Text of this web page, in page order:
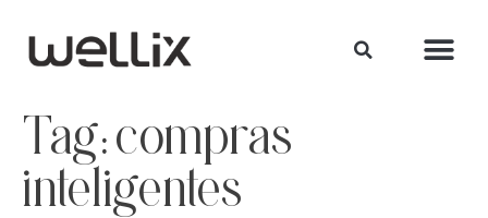
Tag:compras
inteligentes